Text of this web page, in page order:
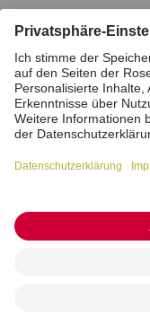
Impressum
Interne Meldestelle
© 2026